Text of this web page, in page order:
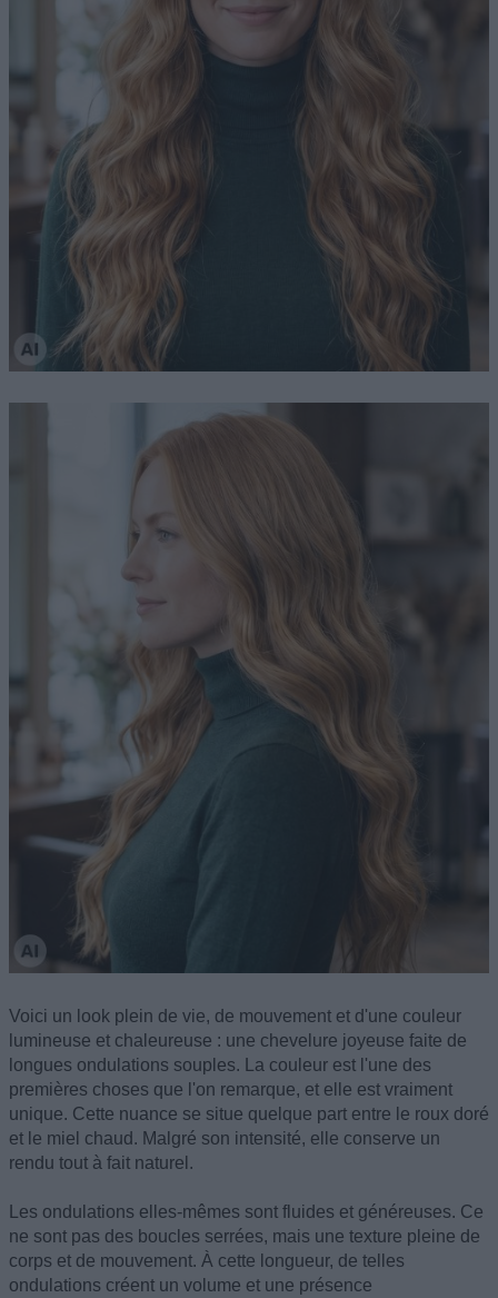
Voici un look plein de vie, de mouvement et d'une couleur
lumineuse et chaleureuse : une chevelure joyeuse faite de
longues ondulations souples. La couleur est l'une des
premières choses que l'on remarque, et elle est vraiment
unique. Cette nuance se situe quelque part entre le roux doré
et le miel chaud. Malgré son intensité, elle conserve un
rendu tout à fait naturel.
Les ondulations elles-mêmes sont fluides et généreuses. Ce
ne sont pas des boucles serrées, mais une texture pleine de
corps et de mouvement. À cette longueur, de telles
ondulations créent un volume et une présence